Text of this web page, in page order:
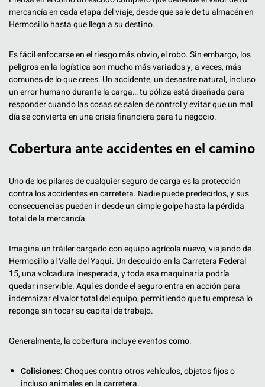
mercancía en cada etapa del viaje, desde que sale de tu almacén en
Hermosillo hasta que llega a su destino.
Es fácil enfocarse en el riesgo más obvio, el robo. Sin embargo, los
peligros en la logística son mucho más variados y, a veces, más
comunes de lo que crees. Un accidente, un desastre natural, incluso
un error humano durante la carga… tu póliza está diseñada para
responder cuando las cosas se salen de control y evitar que un mal
día se convierta en una crisis financiera para tu negocio.
Cobertura ante accidentes en el camino
Uno de los pilares de cualquier seguro de carga es la protección
contra los accidentes en carretera. Nadie puede predecirlos, y sus
consecuencias pueden ir desde un simple golpe hasta la pérdida
total de la mercancía.
Imagina un tráiler cargado con equipo agrícola nuevo, viajando de
Hermosillo al Valle del Yaqui. Un descuido en la Carretera Federal
15, una volcadura inesperada, y toda esa maquinaria podría
quedar inservible. Aquí es donde el seguro entra en acción para
indemnizar el valor total del equipo, permitiendo que tu empresa lo
reponga sin tocar su capital de trabajo.
Generalmente, la cobertura incluye eventos como:
Colisiones:Choques contra otros vehículos, objetos fijos o
incluso animales en la carretera.